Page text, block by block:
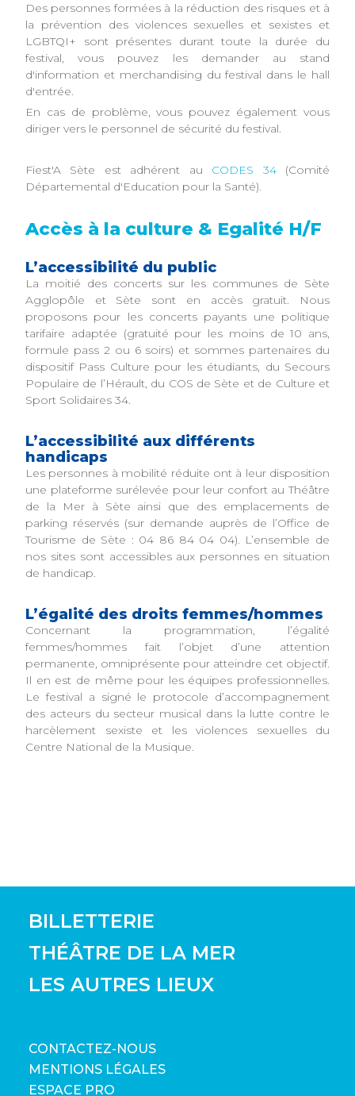
Des personnes formées à la réduction des risques et à
la prévention des violences sexuelles et sexistes et
LGBTQI+ sont présentes durant toute la durée du
festival, vous pouvez les demander au stand
d'information et merchandising du festival dans le hall
d'entrée.
En cas de problème, vous pouvez également vous
diriger vers le personnel de sécurité du festival.
Fiest'A Sète est adhérent au CODES 34(Comité
Départemental d'Education pour la Santé).
Accès à la culture & Egalité H/F
L’accessibilité du public
La moitié des concerts sur les communes de Sète
Agglopôle et Sète sont en accès gratuit. Nous
proposons pour les concerts payants une politique
tarifaire adaptée (gratuité pour les moins de 10 ans,
formule pass 2 ou 6 soirs) et sommes partenaires du
dispositif Pass Culture pour les étudiants, du Secours
Populaire de l’Hérault, du COS de Sète et de Culture et
Sport Solidaires 34.
L’accessibilité aux différents
handicaps
Les personnes à mobilité réduite ont à leur disposition
une plateforme surélevée pour leur confort au Théâtre
de la Mer à Sète ainsi que des emplacements de
parking réservés (sur demande auprès de l’Office de
Tourisme de Sète : 04 86 84 04 04). L’ensemble de
nos sites sont accessibles aux personnes en situation
de handicap.
L’égalité des droits femmes/hommes
Concernant la programmation, l’égalité
femmes/hommes fait l’objet d’une attention
permanente, omniprésente pour atteindre cet objectif.
Il en est de même pour les équipes professionnelles.
Le festival a signé le protocole d’accompagnement
des acteurs du secteur musical dans la lutte contre le
harcèlement sexiste et les violences sexuelles du
Centre National de la Musique.
BILLETTERIE
THÉÂTRE DE LA MER
LES AUTRES LIEUX
CONTACTEZ-NOUS
MENTIONS LÉGALES
ESPACE PRO